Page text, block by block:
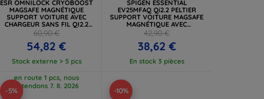
ESR OMNILOCK CRYOBOOST
MAGSAFE MAGNÉTIQUE
SUPPORT VOITURE AVEC
CHARGEUR SANS FIL QI2.2
25W NOIR (4894240273036)
60,90 €
54,82 €
Stock externe > 5 pcs
en route 1 pcs, nous
attendons 7. 8. 2026
SPIGEN ESSENTIAL
EV25MFAQ Qi2.2 PELTIER
SUPPORT VOITURE MAGSAFE
MAGNÉTIQUE AVEC
CHARGEUR SANS FIL NOIR
(ACP10511)
42,90 €
38,62 €
En stock 3 pièces
-5% -10%